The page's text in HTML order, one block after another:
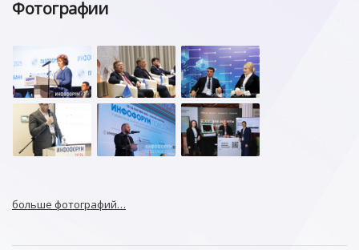
Фотографии
больше фотографий…